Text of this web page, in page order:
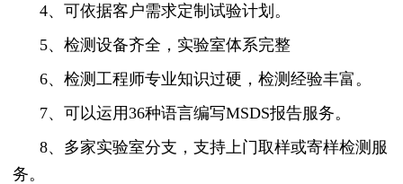
4、可依据客户需求定制试验计划。
5、检测设备齐全，实验室体系完整
6、检测工程师专业知识过硬，检测经验丰富。
7、可以运用36种语言编写MSDS报告服务。
8、多家实验室分支，支持上门取样或寄样检测服
务。